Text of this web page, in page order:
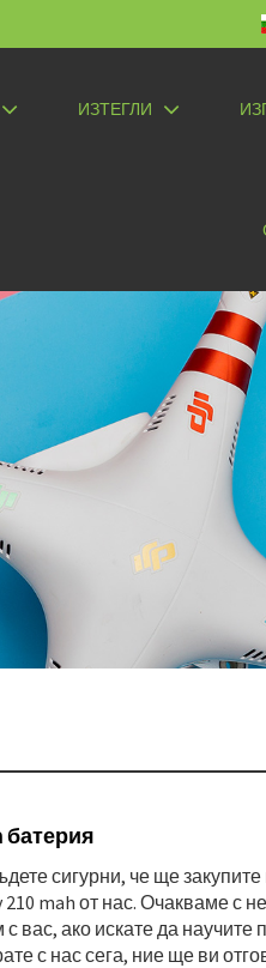
ИЗТЕГЛИ
батерия
сигурни, че ще
210 mah от нас. Очакваме с
вас, ако искате да научите
с нас сега, ние ще ви